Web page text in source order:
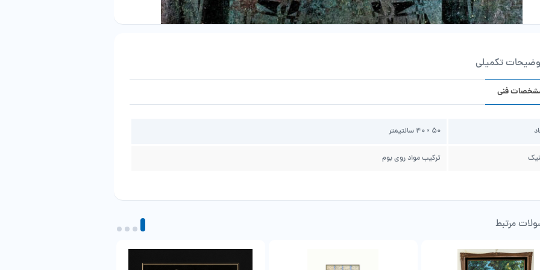
تکمیلی
فنی
50 × 40 سانتیمتر
ترکیب مواد روی بوم
مرتبط